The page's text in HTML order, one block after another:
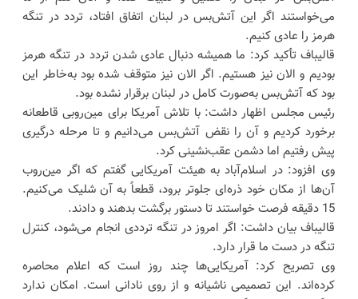
می‌خواستند اگر این آتش‌بس در لبنان اتفاق افتاد، تردد در تنگه
هرمز را عادی کنیم.
قالیباف تأکید کرد: ما همیشه دنبال عادی شدن تردد در تنگه هرمز
بودیم و الان نیز هستیم. اگر الان نیز متوقف شده بود به‌خاطر این
بود که آتش‌بس به‌صورت کامل در لبنان برقرار نشده بود.
رئیس مجلس اظهار داشت: با تلاش آمریکا برای مین‌روبی قاطعانه
برخورد کردیم و آن را نقض آتش‌بس می‌دانیم و تا مرحله درگیری
پیش رفتیم اما دشمن عقب‌نشینی کرد.
وی افزود: در اسلام‌آباد به هیئت آمریکایی گفتم که اگر مین‌روب
آن‌ها از مکان خود ذره‌ای جلوتر برود، قطعاً به آن شلیک می‌کنیم.
15 دقیقه فرصت خواستند تا دستور برگشت بدهند و دادند.
قالیباف بیان داشت: اگر امروز در تنگه ترددی انجام می‌شود، کنترل
تنگه در دست ما قرار دارد.
وی تصریح کرد: آمریکایی‌ها چند روز است که اعلام محاصره
کرده‌اند. این تصمیمی ناشیانه و از روی نادانی است. امکان ندارد